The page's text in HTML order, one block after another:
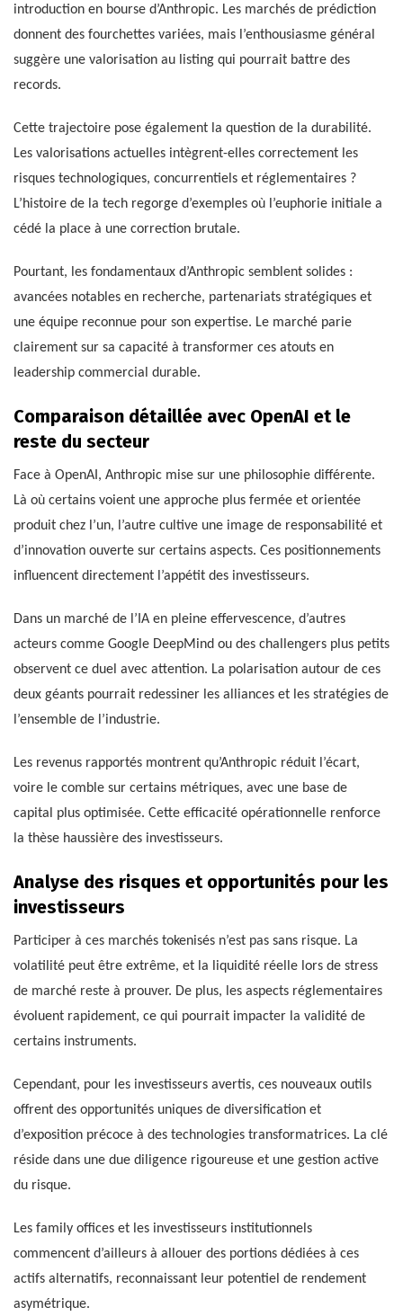
introduction en bourse d’Anthropic. Les marchés de prédiction
donnent des fourchettes variées, mais l’enthousiasme général
suggère une valorisation au listing qui pourrait battre des
records.
Cette trajectoire pose également la question de la durabilité.
Les valorisations actuelles intègrent-elles correctement les
risques technologiques, concurrentiels et réglementaires ?
L’histoire de la tech regorge d’exemples où l’euphorie initiale a
cédé la place à une correction brutale.
Pourtant, les fondamentaux d’Anthropic semblent solides :
avancées notables en recherche, partenariats stratégiques et
une équipe reconnue pour son expertise. Le marché parie
clairement sur sa capacité à transformer ces atouts en
leadership commercial durable.
Comparaison détaillée avec OpenAI et le
reste du secteur
Face à OpenAI, Anthropic mise sur une philosophie différente.
Là où certains voient une approche plus fermée et orientée
produit chez l’un, l’autre cultive une image de responsabilité et
d’innovation ouverte sur certains aspects. Ces positionnements
influencent directement l’appétit des investisseurs.
Dans un marché de l’IA en pleine effervescence, d’autres
acteurs comme Google DeepMind ou des challengers plus petits
observent ce duel avec attention. La polarisation autour de ces
deux géants pourrait redessiner les alliances et les stratégies de
l’ensemble de l’industrie.
Les revenus rapportés montrent qu’Anthropic réduit l’écart,
voire le comble sur certains métriques, avec une base de
capital plus optimisée. Cette efficacité opérationnelle renforce
la thèse haussière des investisseurs.
Analyse des risques et opportunités pour les
investisseurs
Participer à ces marchés tokenisés n’est pas sans risque. La
volatilité peut être extrême, et la liquidité réelle lors de stress
de marché reste à prouver. De plus, les aspects réglementaires
évoluent rapidement, ce qui pourrait impacter la validité de
certains instruments.
Cependant, pour les investisseurs avertis, ces nouveaux outils
offrent des opportunités uniques de diversification et
d’exposition précoce à des technologies transformatrices. La clé
réside dans une due diligence rigoureuse et une gestion active
du risque.
Les family offices et les investisseurs institutionnels
commencent d’ailleurs à allouer des portions dédiées à ces
actifs alternatifs, reconnaissant leur potentiel de rendement
asymétrique.